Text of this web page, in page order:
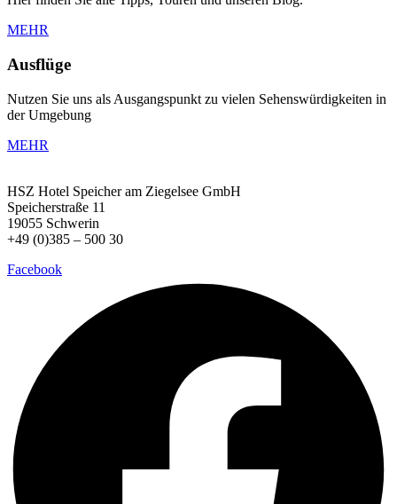
MEHR
Ausflüge
Nutzen Sie uns als Ausgangspunkt zu vielen Sehenswürdigkeiten in
der Umgebung
MEHR
HSZ Hotel Speicheram Ziegelsee GmbH
Speicherstraße 11
19055 Schwerin
+49 (0)385 – 500 30
Facebook